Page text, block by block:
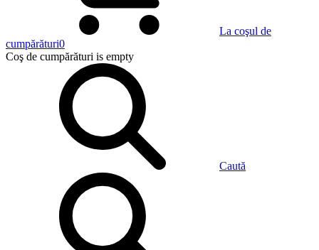
La coşul de
cumpărături0
Coş de cumpărături is empty
Caută